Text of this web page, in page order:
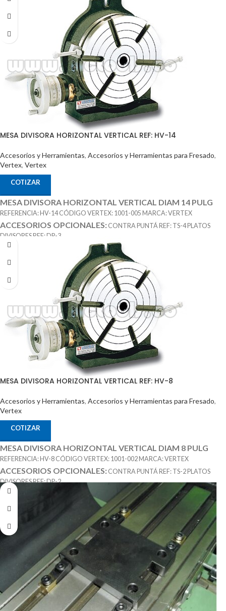
MESA DIVISORA HORIZONTAL VERTICAL REF: HV-14
Accesorios y Herramientas, Accesorios y Herramientas para Fresado,
Vertex, Vertex
COTIZAR
MESA DIVISORA HORIZONTAL VERTICAL DIAM 14 PULG
REFERENCIA: HV-14 CÓDIGO VERTEX: 1001-005 MARCA: VERTEX
ACCESORIOS OPCIONALES: CONTRA PUNTÁ REF: TS-4 PLATOS
DIVISORES REF: DP-3
MESA DIVISORA HORIZONTAL VERTICAL REF: HV-8
Accesorios y Herramientas, Accesorios y Herramientas para Fresado,
Vertex
COTIZAR
MESA DIVISORA HORIZONTAL VERTICAL DIAM 8 PULG
REFERENCIA: HV-8 CÓDIGO VERTEX: 1001-002 MARCA: VERTEX
ACCESORIOS OPCIONALES: CONTRA PUNTÁ REF: TS-2 PLATOS
DIVISORES REF: DP-2